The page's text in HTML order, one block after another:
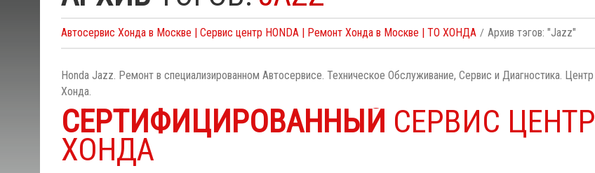
Автосервис Хонда в Москве | Сервис центр HONDA | Ремонт Хонда в Москве | ТО ХОНДА Архив тэгов: "Jazz"
Honda Jazz. Ремонт в специализированном Автосервисе. Техническое Обслуживание, Сервис и Диагностика. Центр
Хонда.
СЕРТИФИЦИРОВАННЫЙ СЕРВИС ЦЕНТР
ХОНДА